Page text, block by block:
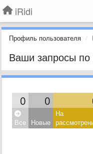
iRidi
Профиль пользователя
Ваши запросы по
0 0
Все Новые
На